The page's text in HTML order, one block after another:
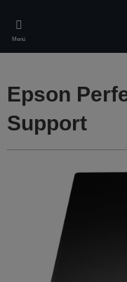
main
content
Menú
Epson
Support